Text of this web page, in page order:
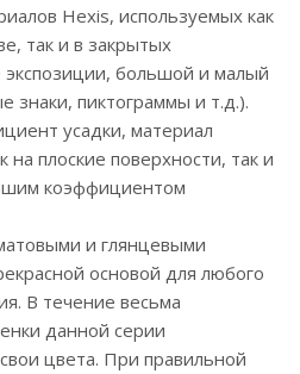
Hexis, используемых как
так и в закрытых
большой и малый
знаки, пиктограммы и т.д.).
усадки, материал
на плоские поверхности, так и
коэффициентом
и глянцевыми
основой для любого
В течение весьма
данной серии
цвета. При правильной